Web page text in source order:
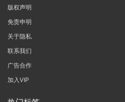
版权声明
免责申明
关于隐私
联系我们
广告合作
加入VIP